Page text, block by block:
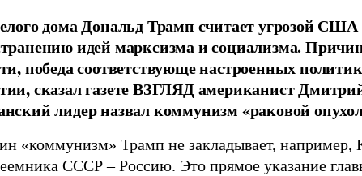
дома Дональд Трамп считает угрозой
идей марксизма и социализма.
победа соответствующе настроенных
сказал газете ВЗГЛЯД американист
лидер назвал коммунизм «раковой
«коммунизм» Трамп не закладывает, например,
СССР – Россию. Это прямое указание